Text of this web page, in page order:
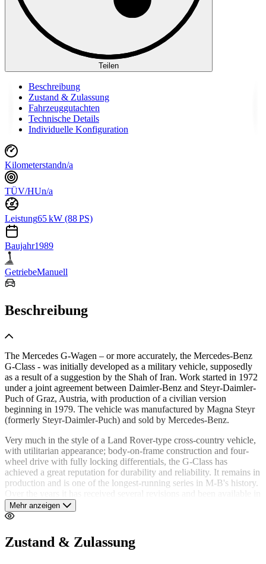
Teilen
Beschreibung
Zustand & Zulassung
Fahrzeuggutachten
Technische Details
Individuelle Konfiguration
Kilometerstandn/a
TÜV/HUn/a
Leistung65 kW (88 PS)
Baujahr1989
GetriebeManuell
Beschreibung
The Mercedes G-Wagen – or more accurately, the Mercedes-Benz
G-Class - was initially developed as a military vehicle, supposedly
as a result of a suggestion by the Shah of Iran. Work started in 1972
under a joint agreement between Daimler-Benz and Steyr-Daimler-
Puch of Graz, Austria, with production of a civilian version
beginning in 1979. The vehicle was manufactured by Magna Steyr
(formerly Steyr-Daimler-Puch) and sold by Mercedes-Benz.
Very much in the style of a Land Rover-type cross-country vehicle,
with utilitarian appearance; body-on-frame construction and four-
wheel drive with fully locking differentials, the G-Class has
achieved a great reputation for durability and reliability. It remains in
production and is one of the longest-running series in M-B's history.
Over the years it has received several revisions and been available in
many body variants with numerous engine options. Whilst the more
basic military use has continued, the civilian versions have generally
The vehicle offered here is a first generation (W460– built between
Mehr anzeigen
Zustand & Zulassung